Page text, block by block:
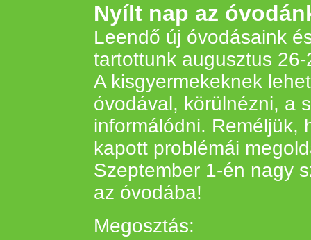
Nyílt nap az
Leendő új óvodásaink
tartottunk augusztus
A kisgyermekeknek
óvodával, körülnézni, a
informálódni. Reméljük,
kapott problémái
Szeptember 1-én nagy
az óvodába!
Megosztás: